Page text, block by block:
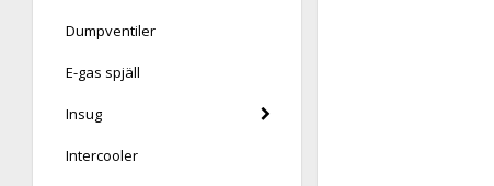
Dumpventiler
E-gas spjäll
Insug
Intercooler